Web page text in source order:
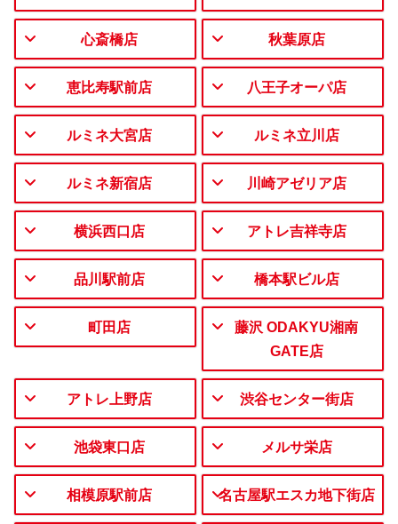
心斎橋店 秋葉原店
恵比寿駅前店 八王子オーパ店
ルミネ大宮店 ルミネ立川店
ルミネ新宿店 川崎アゼリア店
横浜西口店 アトレ吉祥寺店
品川駅前店 橋本駅ビル店
町田店
藤沢 ODAKYU湘南
GATE店
アトレ上野店 渋谷センター街店
池袋東口店 メルサ栄店
相模原駅前店 名古屋駅エスカ地下街店